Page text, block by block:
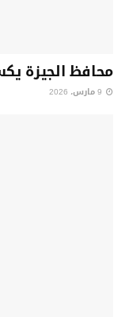
محافظ الجيزة